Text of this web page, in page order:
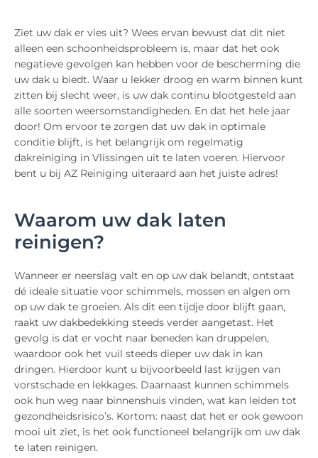
Ziet uw dak er vies uit? Wees ervan bewust dat dit niet
alleen een schoonheidsprobleem is, maar dat het ook
negatieve gevolgen kan hebben voor de bescherming die
uw dak u biedt. Waar u lekker droog en warm binnen kunt
zitten bij slecht weer, is uw dak continu blootgesteld aan
alle soorten weersomstandigheden. En dat het hele jaar
door! Om ervoor te zorgen dat uw dak in optimale
conditie blijft, is het belangrijk om regelmatig
dakreiniging in Vlissingen uit te laten voeren. Hiervoor
bent u bij AZ Reiniging uiteraard aan het juiste adres!
Waarom uw dak laten
reinigen?
Wanneer er neerslag valt en op uw dak belandt, ontstaat
dé ideale situatie voor schimmels, mossen en algen om
op uw dak te groeien. Als dit een tijdje door blijft gaan,
raakt uw dakbedekking steeds verder aangetast. Het
gevolg is dat er vocht naar beneden kan druppelen,
waardoor ook het vuil steeds dieper uw dak in kan
dringen. Hierdoor kunt u bijvoorbeeld last krijgen van
vorstschade en lekkages. Daarnaast kunnen schimmels
ook hun weg naar binnenshuis vinden, wat kan leiden tot
gezondheidsrisico’s. Kortom: naast dat het er ook gewoon
mooi uit ziet, is het ook functioneel belangrijk om uw dak
te laten reinigen.